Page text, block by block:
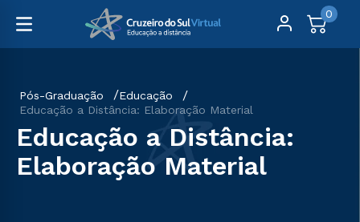
0
Pós-Graduação
Educação
Educação a Distância: Elaboração Material
Educação a Distância:
Elaboração Material